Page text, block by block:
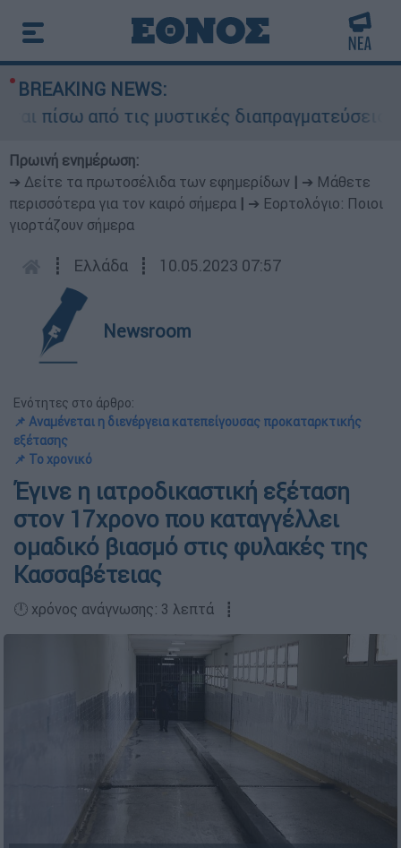
BREAKING NEWS:
από τις μυστικές διαπραγματεύσεις και
Πρωινή ενημέρωση:
➔ Δείτε τα πρωτοσέλιδα των εφημερίδων
➔ Μάθετε
περισσότερα για τον καιρό σήμερα
➔ Εορτολόγιο: Ποιοι
γιορτάζουν σήμερα
┋ Ελλάδα ┋ 10.05.2023 07:57
Newsroom
Ενότητες στο άρθρο:
📌 Αναμένεται η διενέργεια κατεπείγουσας προκαταρκτικής
εξέτασης
📌 Το χρονικό
Έγινε η ιατροδικαστική εξέταση
στον 17χρονο που καταγγέλλει
ομαδικό βιασμό στις φυλακές της
Κασσαβέτειας
🕛 χρόνος ανάγνωσης: 3 λεπτά ┋